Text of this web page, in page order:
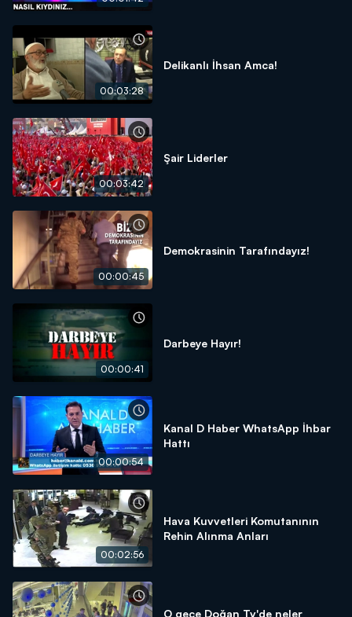
00:03:28
Delikanlı İhsan Amca!
00:03:42
Şair Liderler
00:00:45
Demokrasinin Tarafındayız!
00:00:41
Darbeye Hayır!
00:00:54
Kanal D Haber WhatsApp İhbar
Hattı
00:02:56
Hava Kuvvetleri Komutanının
Rehin Alınma Anları
O gece Doğan Tv'de neler